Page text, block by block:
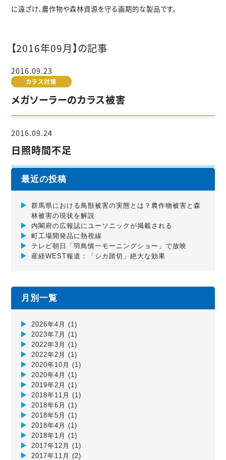
に遠ざけ、農作物や森林資源を守る画期的な製品です。
【2016年09月】の記事
2016.09.23
カラス対策
メガソーラーのカラス被害
2016.09.24
日照時間不足
最近の投稿
群馬県における鳥獣被害の実態とは？農作物被害と森
林被害の現状を解説
内閣府の広報誌にユーソニックが掲載される
町工場開発品に熱視線
テレビ朝日「羽鳥慎一モーニングショー」で放映
産経WEST報道：「シカ踏切」絶大な効果
月別一覧
2026年4月 (1)
2023年7月 (1)
2022年3月 (1)
2022年2月 (1)
2020年10月 (1)
2020年4月 (1)
2019年2月 (1)
2018年11月 (1)
2018年6月 (1)
2018年5月 (1)
2018年4月 (1)
2018年1月 (1)
2017年12月 (1)
2017年11月 (2)